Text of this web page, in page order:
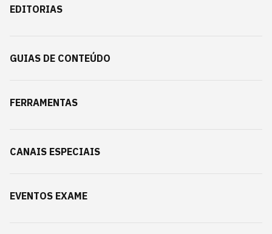
EDITORIAS
GUIAS DE CONTEÚDO
FERRAMENTAS
CANAIS ESPECIAIS
EVENTOS EXAME